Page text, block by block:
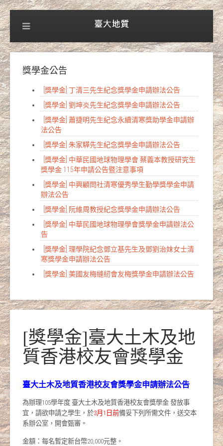
獎學金公告
[獎學金] 丁清三先生紀念獎學金申請辦法公告
[獎學金] 劉坤炎先生紀念獎學金申請辦法公告
[獎學金] 蕭捷明先生紀念永續清寒獎助學金申請辦
法公告
[獎學金] 朱家驊先生紀念獎學金申請辦法公告
[獎學金] 中華民國地球物理學會 蔡義本教授研究生
獎學金 115年申請公告暨注意事項
[獎學金] 中興顧問社清寒優秀學生勤學獎學金申請
辦法公告
[獎學金] 阮維周教授紀念獎學金申請辦法公告
[獎學金] 中華民國地球物理學會獎學金申請辦法公
告
[獎學金] 理學院紀念鄧立基先生及鄧劉治妹女士清
寒獎學金申請辦法公告
[獎學金] 美國友梅縫紉會友梅獎學金申請辦法公告
[獎學金]臺大土木及地
質香港校友會獎學金
臺大土木及地質香港校友會獎學金申請辦法公告
為辦理105學年度 臺大土木及地質香港校友會獎學金 發放事
宜，請欲申請之學生，於3月1日前備妥下列所需文件，送交本
系辦公室，開會甄審。
金額：每名暫定新台幣20,000元整。